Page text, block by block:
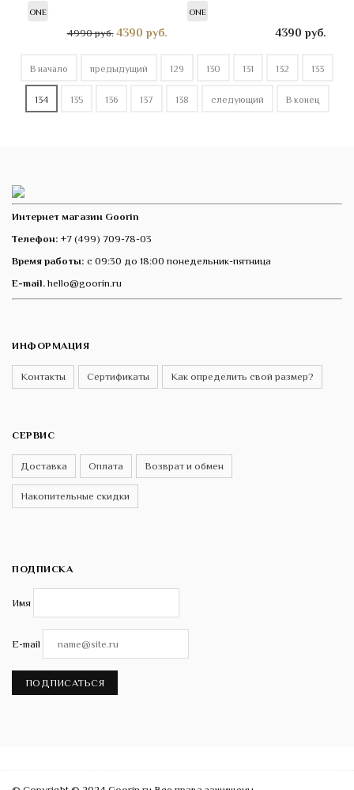
ONE
4990 руб. 4390 руб.
ONE
4390 руб.
В начало предыдущий 129 130 131 132 133
134 135 136 137 138 следующий В конец
Интернет магазин Goorin
Телефон: +7 (499) 709-78-03
Время работы: с 09:30 до 18:00 понедельник-пятница
E-mail. hello@goorin.ru
ИНФОРМАЦИЯ
Контакты Сертификаты Как определить свой размер?
СЕРВИС
Доставка Оплата Возврат и обмен
Накопительные скидки
ПОДПИСКА
Имя
E-mail
ПОДПИСАТЬСЯ